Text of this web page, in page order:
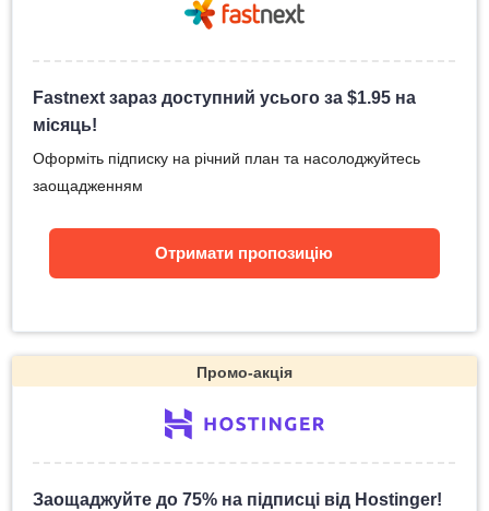
Fastnext зараз доступний усього за$1.95 на
місяць!
Оформіть підписку на річний план та насолоджуйтесь
заощадженням
Отримати пропозицію
Промо-акція
Заощаджуйте до 75% на підписці від Hostinger!